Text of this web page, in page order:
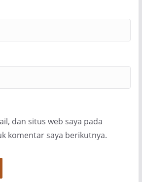
dan situs web saya pada
komentar saya berikutnya.